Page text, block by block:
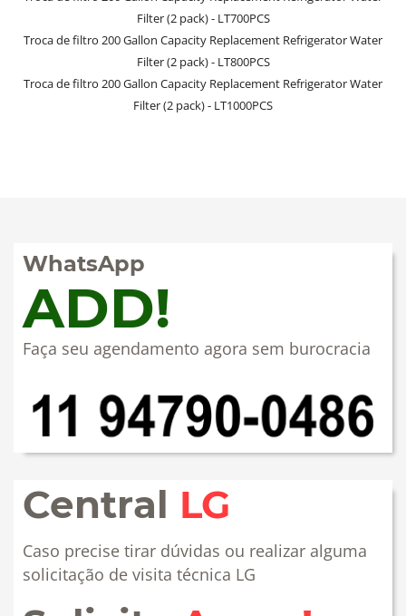
Filter (2 pack) - LT700PCS
Troca de filtro 200 Gallon Capacity Replacement Refrigerator Water
Filter (2 pack) - LT800PCS
Troca de filtro 200 Gallon Capacity Replacement Refrigerator Water
Filter (2 pack) - LT1000PCS
WhatsApp
ADD!
Faça seu agendamento agora sem burocracia
Central LG
Caso precise tirar dúvidas ou realizar alguma
solicitação de visita técnica LG